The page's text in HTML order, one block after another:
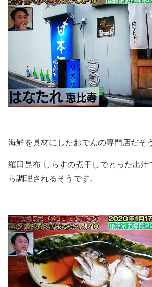
海鮮を具材にしたおでんの専門店だそ
羅臼昆布 しらすの煮干しでとった出汁
ら調理されるそうです。